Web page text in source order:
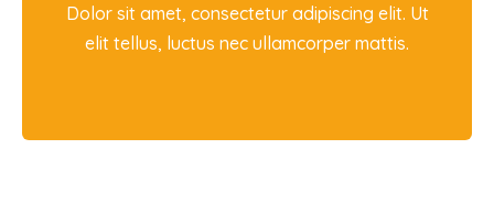
Dolor sit amet, consectetur adipiscing elit. Ut
elit tellus, luctus nec ullamcorper mattis.